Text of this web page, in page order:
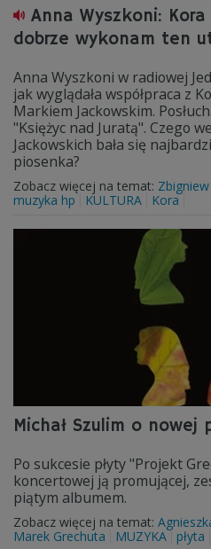
Anna Wyszkoni:
dobrze wykonam ten
Anna Wyszkoni w radiowej
jak wyglądała współpraca z
Markiem Jackowskim.
"Księżyc nad Juratą". Czego
Jackowskich bała się
piosenka?
Zobacz więcej na temat:
muzyka hp
KULTURA Kora
Michał Szulim o nowej
Po sukcesie płyty "Projekt
koncertowej ją promującej,
piątym albumem.
Zobacz więcej na temat:
Marek Grechuta
MUZYKA płyta